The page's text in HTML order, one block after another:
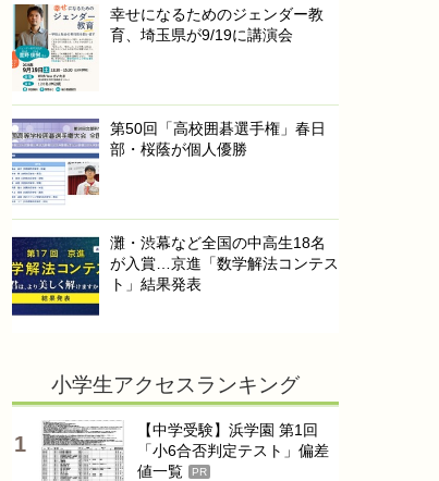
幸せになるためのジェンダー教
育、埼玉県が9/19に講演会
第50回「高校囲碁選手権」春日
部・桜蔭が個人優勝
灘・渋幕など全国の中高生18名
が入賞…京進「数学解法コンテス
ト」結果発表
小学生アクセスランキング
【中学受験】浜学園 第1回
「小6合否判定テスト」偏差
値一覧
PR